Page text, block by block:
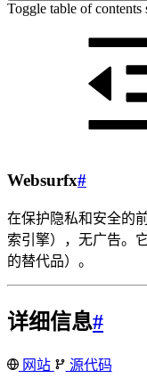
Toggle table of contents
Websurfx#
在保护隐私和安全的
索引擎），无广告。
的替代品）。
详细信息#
网站 源代码